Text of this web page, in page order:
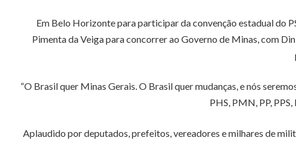
Em Belo Horizonte para participar da convenção estadual do
Pimenta da Veiga para concorrer ao Governo de Minas, com
“O Brasil quer Minas Gerais. O Brasil quer mudanças, e nós
PHS, PMN, PP,
Aplaudido por deputados, prefeitos, vereadores e milhares de